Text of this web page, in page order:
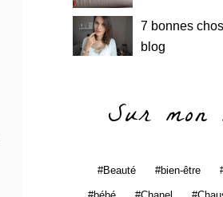
7 bonnes
blog
Sur mon
Beauté bien-être